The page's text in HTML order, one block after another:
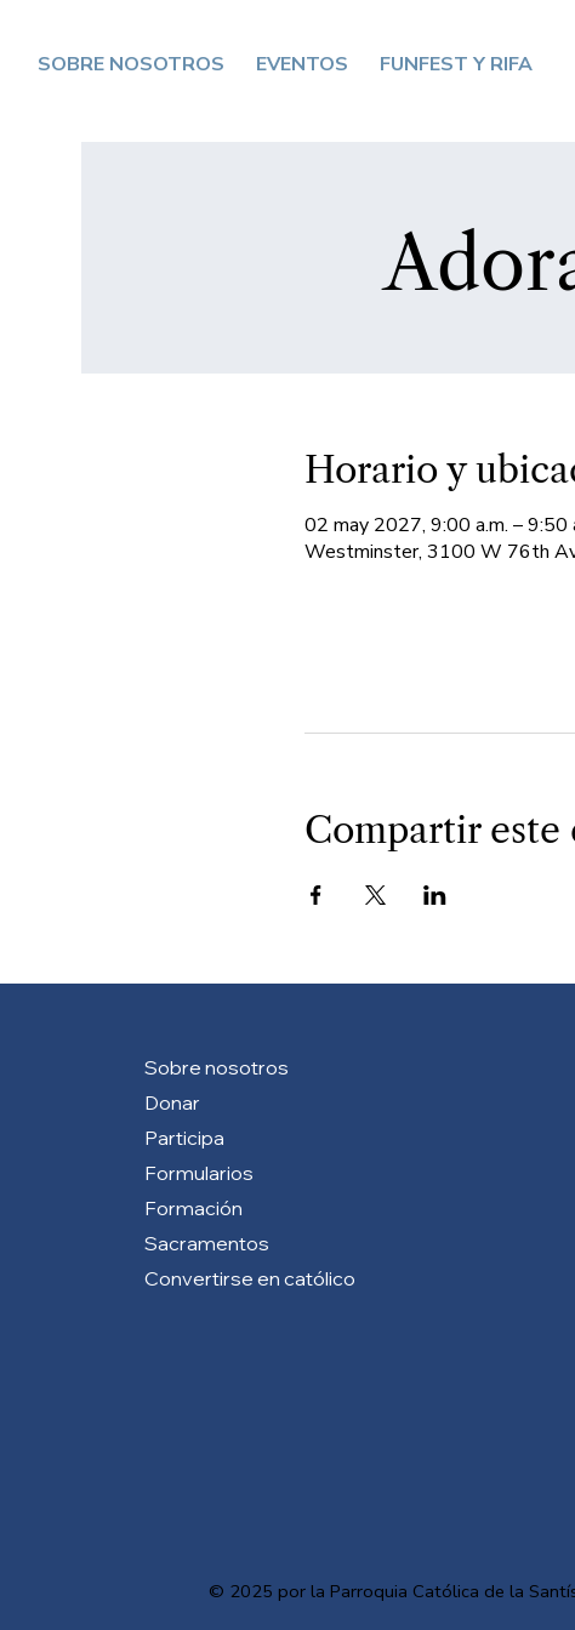
SOBRE NOSOTROS EVENTOS FUNFEST Y RIFA
Horario y
02 may 2027, 9:00 a.m. – 9:50
Westminster, 3100 W 76th
Compartir este
Sobre nosotros
Donar
Participa
Formularios
Formación
Sacramentos
Convertirse en católico
© 2025 por la Parroquia Católica de la